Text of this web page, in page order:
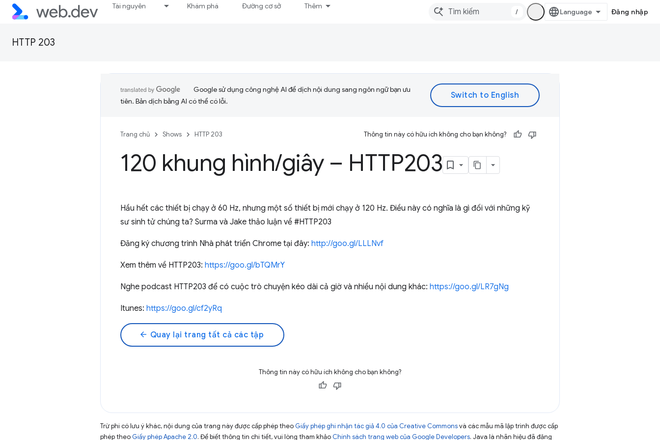
Tài nguyên Khám phá Đường cơ sở Thêm
/ Đăng nhập
HTTP 203
Google sử dụng công nghệ AI để dịch nội dung sang ngôn ngữ bạn ưu
tiên. Bản dịch bằng AI có thể có lỗi.
Trang chủ Shows HTTP 203 Thông tin này có hữu ích không cho bạn không?
120 khung hình/giây – HTTP203
Hầu hết các thiết bị chạy ở 60 Hz, nhưng một số thiết bị mới chạy ở 120 Hz. Điều này có nghĩa là gì đối với những kỹ
sư sinh tử chúng ta? Surma và Jake thảo luận về #HTTP203
Đăng ký chương trình Nhà phát triển Chrome tại đây: http://goo.gl/LLLNvf
Xem thêm về HTTP203: https://goo.gl/bTQMrY
Nghe podcast HTTP203 để có cuộc trò chuyện kéo dài cả giờ và nhiều nội dung khác: https://goo.gl/LR7gNg
Itunes: https://goo.gl/cf2yRq
arrow_back Quay lại trang tất cả các tập
Thông tin này có hữu ích không cho bạn không?
Trừ phi có lưu ý khác, nội dung của trang này được cấp phép theo Giấy phép ghi nhận tác giả 4.0 của Creative Commonsvà các mẫu mã lập trình được cấp
phép theo Giấy phép Apache 2.0. Để biết thông tin chi tiết, vui lòng tham khảo Chính sách trang web của Google Developers. Java là nhãn hiệu đã đăng